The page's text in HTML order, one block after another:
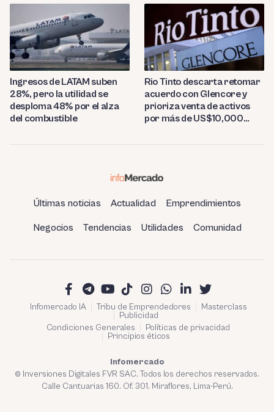
Ingresos de LATAM suben
28%, pero la utilidad se
desploma 48% por el alza
del combustible
Rio Tinto descarta retomar
acuerdo con Glencore y
prioriza venta de activos
por más de US$10,000
Últimas noticias Actualidad Emprendimientos
Negocios Tendencias Utilidades Comunidad
Infomercado IA Tribu de Emprendedores
Masterclass
Publicidad
Condiciones Generales
Políticas de privacidad
Principios éticos
Infomercado
© Inversiones Digitales FVR SAC. Todos los derechos reservados.
Calle Cantuarias 160. Of. 301. Miraflores, Lima-Perú.